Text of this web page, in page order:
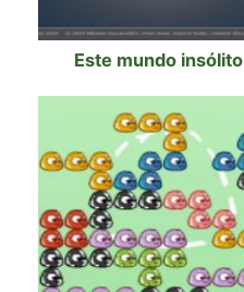
Este mundo insólito